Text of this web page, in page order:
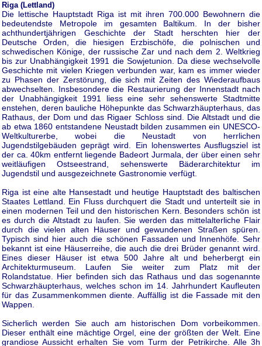
Riga (Lettland)
Die lettische Hauptstadt Riga ist mit ihren 700.000 Bewohnern die
bedeutendste Metropole im gesamten Baltikum. In der bisher
achthundertjährigen Geschichte der Stadt herschten hier der
Deutsche Orden, die hiesigen Erzbischöfe, die polnischen und
schwedischen Könige, der russische Zar und nach dem 2. Weltkrieg
bis zur Unabhängigkeit 1991 die Sowjetunion. Da diese wechselvolle
Geschichte mit vielen Kriegen verbunden war, kam es immer wieder
zu Phasen der Zerstörung, die sich mit Zeiten des Wiederaufbaus
abwechselten. Insbesondere die Restaurierung der Innenstadt nach
der Unabhängigkeit 1991 liess eine sehr sehenswerte Stadtmitte
enstehen, deren bauliche Höhepunkte das Schwarzhäupterhaus, das
Rathaus, der Dom und das Rigaer Schloss sind. Die Altstadt und die
ab etwa 1860 entstandene Neustadt bilden zusammen ein UNESCO-
Weltkulturerbe, wobei die Neustadt von herrlichen
Jugendstilgebäuden geprägt wird. Ein lohenswertes Ausflugsziel ist
der ca. 40km entfernt liegende Badeort Jurmala, der über einen sehr
weitläufigen Ostseestrand, sehenswerte Bäderarchitektur im
Jugendstil und ausgezeichnete Gastronomie verfügt.
Riga ist eine alte Hansestadt und heutige Hauptstadt des baltischen
Staates Lettland. Ein Fluss durchquert die Stadt und unterteilt sie in
einen modernen Teil und den historischen Kern. Besonders schön ist
es durch die Altstadt zu laufen. Sie werden das mittelalterliche Flair
durch die vielen alten Häuser und gewundenen Straßen spüren.
Typisch sind hier auch die schönen Fassaden und Innenhöfe. Sehr
bekannt ist eine Häuserreihe, die auch die drei Brüder genannt wird.
Eines dieser Häuser ist etwa 500 Jahre alt und beherbergt ein
Architekturmuseum. Laufen Sie weiter zum Platz mit der
Rolandstatue. Hier befinden sich das Rathaus und das sogenannte
Schwarzhäupterhaus, welches schon im 14. Jahrhundert Kaufleuten
für das Zusammenkommen diente. Auffällig ist die Fassade mit den
Wappen.
Sicherlich werden Sie auch am historischen Dom vorbeikommen.
Dieser enthält eine mächtige Orgel, eine der größten der Welt. Eine
grandiose Aussicht erhalten Sie vom Turm der Petrikirche. Alle 3h